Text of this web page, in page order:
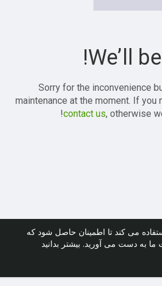
می کند تا اطمینان حاصل شود که
ما به دست می آورید. بیشتر بدانید
We’ll
Sorry for the inconvenience
maintenance at the moment. If you
contact us, otherwise